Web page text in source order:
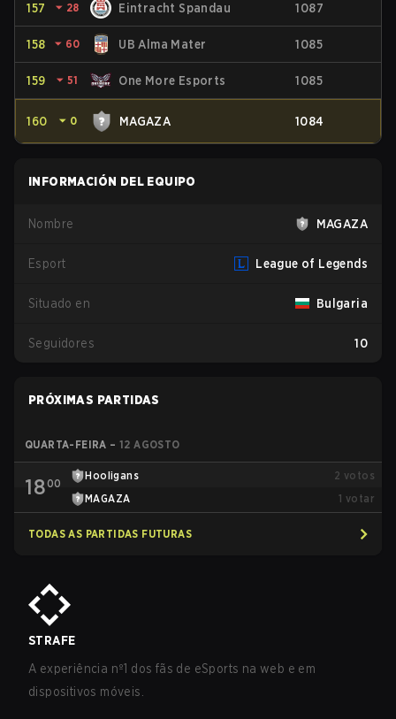
157 ⏷ 28 Eintracht Spandau 1087
158 ⏷ 60 UB Alma Mater 1085
159 ⏷ 51 One More Esports 1085
160 ⏷ 0 MAGAZA 1084
INFORMACIÓN DEL EQUIPO
Nombre MAGAZA
Esport League of Legends
Situado en Bulgaria
Seguidores 10
PRÓXIMAS PARTIDAS
QUARTA-FEIRA – 12 AGOSTO
1800
⁠Hooligans 2 votos
MAGAZA
1 votar
TODAS AS PARTIDAS FUTURAS
STRAFE
A experiência nº1 dos fãs de eSports na web e em
dispositivos móveis.